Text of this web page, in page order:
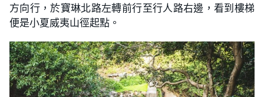
方向行，於寶琳北路左轉前行至行人路右邊，看到樓梯
便是小夏威夷山徑起點。